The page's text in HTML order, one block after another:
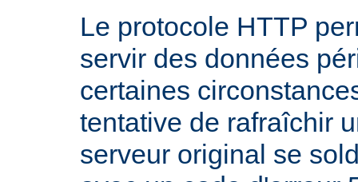
Le protocole HTTP
servir des données
certaines
tentative de rafraîchir
serveur original se